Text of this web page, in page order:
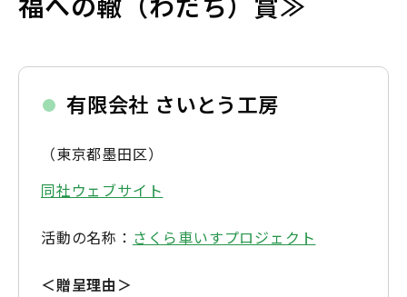
有限会社 さいとう工房
（東京都墨田区）
同社ウェブサイト
活動の名称： さくら車いすプロジェクト
＜贈呈理由＞